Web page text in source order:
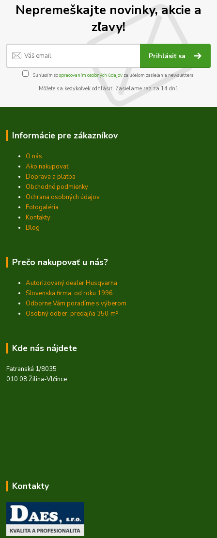
Nepremeškajte novinky, akcie a
zľavy!
Prihlásiť sa
Súhlasím sospracovaním osobných údajov za účelom zasielania newslettera.
Môžete sa kedykoľvek odhlásiť. Zasielame raz za 14 dní.
Informácie pre zákazníkov
O nás
Ako nakupovať
Doprava a platba
Obchodné podmienky
Ochrana osobných údajov
Fotogaléria
Kontakty
Blog
Prečo nakupovať u nás?
Autorizovaný dealer Husqvarna
Slovenská firma, od roku 1996
Odborne Vám poradíme s výberom
Osobný odber, predajňa 350 m²
Kde nás nájdete
Fatranská 1/8035
010 08 Žilina-Vlčince
Kontakty